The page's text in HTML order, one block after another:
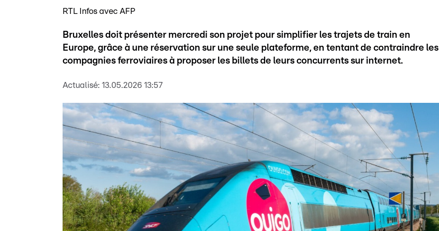
RTL Infos avec AFP
Bruxelles doit présenter mercredi son projet pour simplifier les trajets de train en
Europe, grâce à une réservation sur une seule plateforme, en tentant de contraindre les
compagnies ferroviaires à proposer les billets de leurs concurrents sur internet.
Actualisé: 13.05.2026 13:57